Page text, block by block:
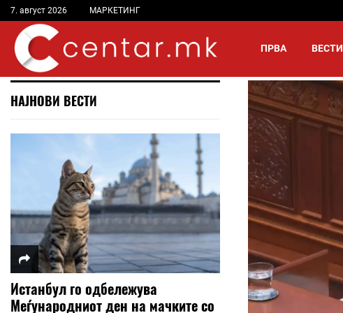
7. август 2026 МАРКЕТИНГ
ПРВА ВЕСТИ
НАЈНОВИ ВЕСТИ
Истанбул го одбележува
Меѓународниот ден на мачките со